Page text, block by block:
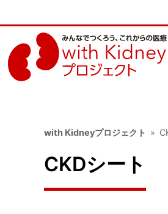
with Kidneyプロジェクト
CKDシート